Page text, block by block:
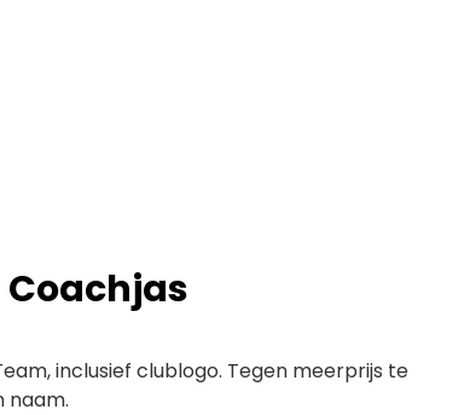
Coachjas
inclusief clublogo. Tegen meerprijs te
naam.